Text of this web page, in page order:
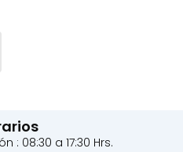
: 08:30 a 17:30 Hrs.